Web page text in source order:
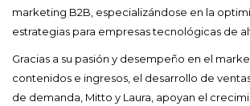
marketing B2B, especializándose en la
estrategias para empresas tecnológicas de
Gracias a su pasión y desempeño en el
contenidos e ingresos, el desarrollo de
de demanda, Mitto y Laura, apoyan el